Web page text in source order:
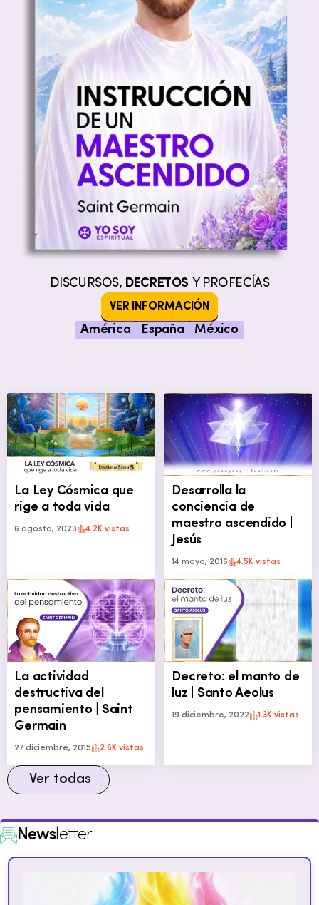
DISCURSOS, DECRETOS Y PROFECÍAS
VER INFORMACIÓN
América España México
La Ley Cósmica que
rige a toda vida
6 agosto, 2023 4.2K vistas
Desarrolla la
conciencia de
maestro ascendido |
Jesús
14 mayo, 2016 4.5K vistas
La actividad
destructiva del
pensamiento | Saint
Germain
27 diciembre, 2015 2.6K vistas
Decreto: el manto de
luz | Santo Aeolus
19 diciembre, 2022 1.3K vistas
Ver todas
Newsletter